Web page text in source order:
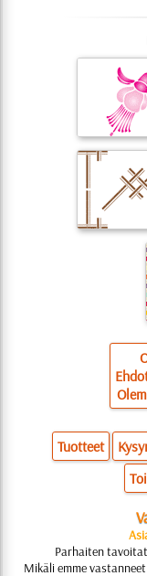
Tuotteet
Parhaiten
Mikäli emme